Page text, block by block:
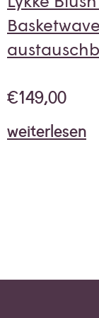
€149,00
weiterlesen